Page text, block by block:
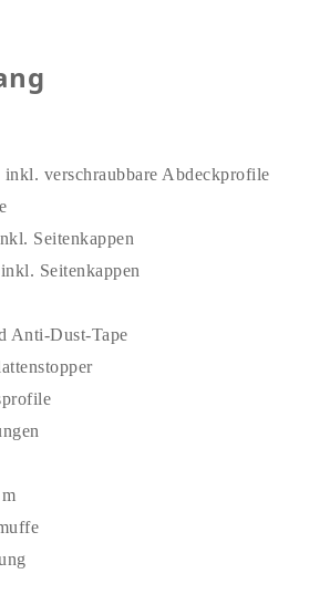
inkl. verschraubbare Abdeckprofile
Seitenkappen
Seitenkappen
Anti-Dust-Tape